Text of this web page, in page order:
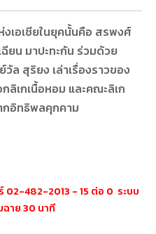
เอเชียในยุคนั้นคือ สรพงศ์
ฉียน มาปะทะกัน ร่วมด้วย
ล สุริยง เล่าเรื่องราวของ
ลิเกเนื้อหอม และคณะลิเก
กอิทธิพลคุกคาม
02-482-2013 - 15 ต่อ 0 ระบบ
าย 30 นาที